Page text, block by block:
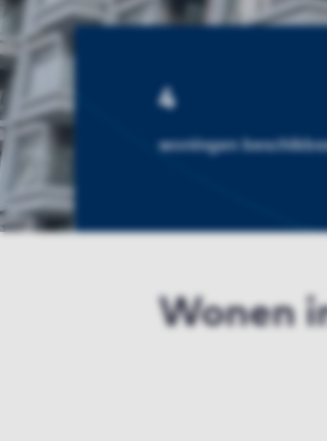
4
woningen
Wonen